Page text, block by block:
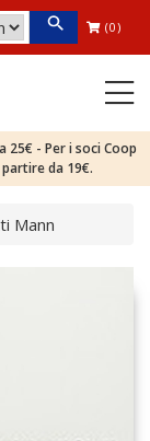
(0)
25€ - Per i soci Coop
da 19€.
Mann